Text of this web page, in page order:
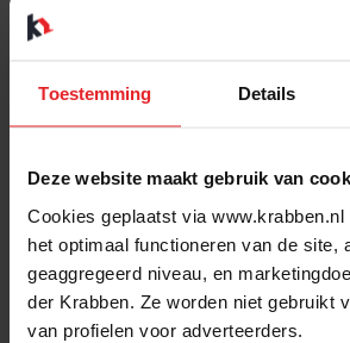
Toestemming Details
Deze website maakt gebruik van
Cookies geplaatst via
het optimaal functioneren van de site,
geaggregeerd niveau, en
der Krabben. Ze worden niet gebruikt
van profielen voor adverteerders.
juist rust, dan zoek je de binnentuin of
dakmoment op.
Bouw
type-object: Appartement
95 m 2
Inhoud: 252 m3
Indeling
Kamers: 3